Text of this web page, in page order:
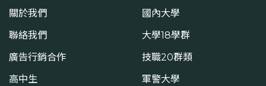
關於我們
聯絡我們
廣告行銷合作
高中生
國內大學
大學18學群
技職20群類
軍警大學